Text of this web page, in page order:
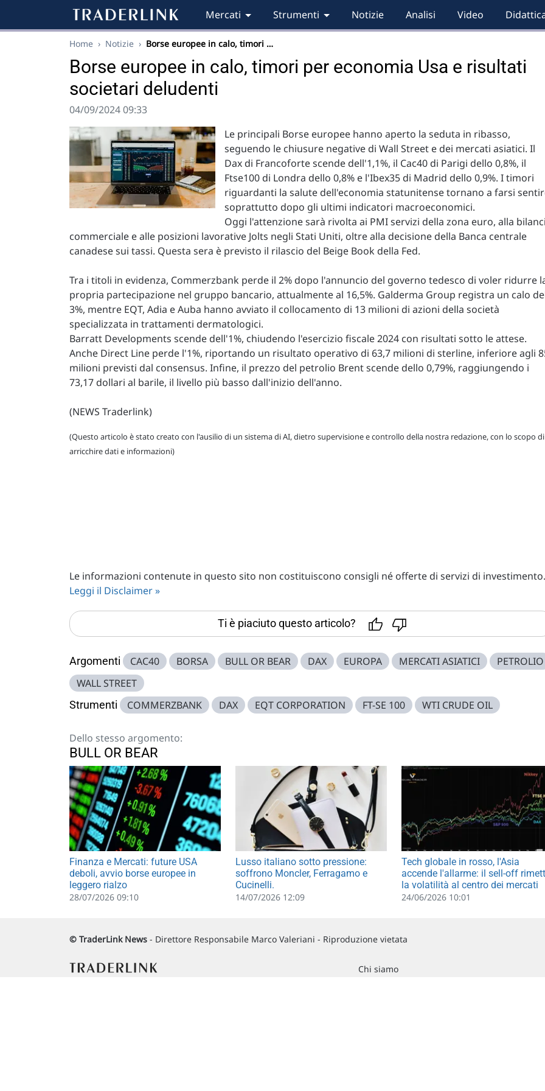
Mercati Strumenti Notizie Analisi Video
Home › Notizie › Borse europee in calo, timori …
Borse europee in calo, timori per economia Usa e risultati
societari deludenti
04/09/2024 09:33
Le principali Borse europee hanno aperto la seduta in ribasso,
seguendo le chiusure negative di Wall Street e dei mercati asiatici. Il
Dax di Francoforte scende dell'1,1%, il Cac40 di Parigi dello 0,8%, il
Ftse100 di Londra dello 0,8% e l'Ibex35 di Madrid dello 0,9%. I timori
riguardanti la salute dell'economia statunitense tornano a farsi
soprattutto dopo gli ultimi indicatori macroeconomici.
Oggi l'attenzione sarà rivolta ai PMI servizi della zona euro, alla
commerciale e alle posizioni lavorative Jolts negli Stati Uniti, oltre alla decisione della Banca centrale
canadese sui tassi. Questa sera è previsto il rilascio del Beige Book della Fed.
Tra i titoli in evidenza, Commerzbank perde il 2% dopo l'annuncio del governo tedesco di voler ridurre
propria partecipazione nel gruppo bancario, attualmente al 16,5%. Galderma Group registra un calo
3%, mentre EQT, Adia e Auba hanno avviato il collocamento di 13 milioni di azioni della società
specializzata in trattamenti dermatologici.
Barratt Developments scende dell'1%, chiudendo l'esercizio fiscale 2024 con risultati sotto le attese.
Anche Direct Line perde l'1%, riportando un risultato operativo di 63,7 milioni di sterline, inferiore agli
milioni previsti dal consensus. Infine, il prezzo del petrolio Brent scende dello 0,79%, raggiungendo i
73,17 dollari al barile, il livello più basso dall'inizio dell'anno.
(NEWS Traderlink)
(Questo articolo è stato creato con l'ausilio di un sistema di AI, dietro supervisione e controllo della nostra redazione, con lo scopo di
arricchire dati e informazioni)
Le informazioni contenute in questo sito non costituiscono consigli né offerte di servizi di investimento.
Leggi il Disclaimer »
Ti è piaciuto questo articolo?
Argomenti CAC40 BORSA BULL OR BEAR DAX EUROPA MERCATI ASIATICI
PETROLIO
WALL STREET
Strumenti COMMERZBANK DAX EQT CORPORATION FT-SE 100 WTI CRUDE OIL
Dello stesso argomento:
BULL OR BEAR
Finanza e Mercati: future USA
deboli, avvio borse europee in
leggero rialzo
28/07/2026 09:10
Lusso italiano sotto pressione:
soffrono Moncler, Ferragamo e
Cucinelli.
14/07/2026 12:09
Tech globale in rosso, l'Asia
accende l'allarme: il sell-off
la volatilità al centro dei mercati
24/06/2026 10:01
© TraderLink News - Direttore Responsabile Marco Valeriani - Riproduzione vietata
Chi siamo